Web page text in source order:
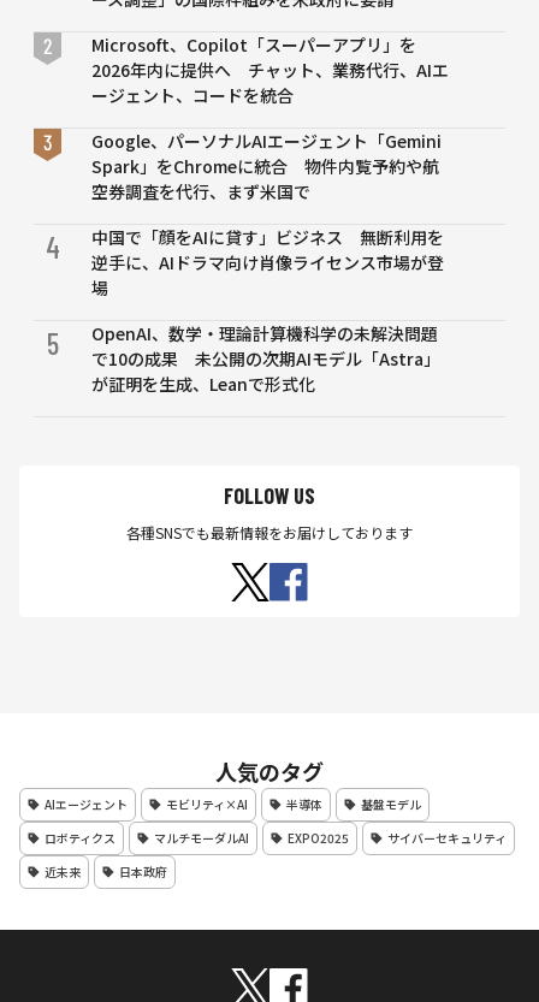
Microsoft、Copilot「スーパーアプリ」を
2026年内に提供へ チャット、業務代行、AIエ
ージェント、コードを統合
Google、パーソナルAIエージェント「Gemini
Spark」をChromeに統合 物件内覧予約や航
空券調査を代行、まず米国で
4
中国で「顔をAIに貸す」ビジネス 無断利用を
逆手に、AIドラマ向け肖像ライセンス市場が登
場
5
OpenAI、数学・理論計算機科学の未解決問題
で10の成果 未公開の次期AIモデル「Astra」
が証明を生成、Leanで形式化
FOLLOW US
各種SNSでも最新情報をお届けしております
人気のタグ
AIエージェント モビリティ×AI 半導体
基盤モデル
ロボティクス
マルチモーダルAI EXPO2025
サイバーセキュリティ
近未来
日本政府